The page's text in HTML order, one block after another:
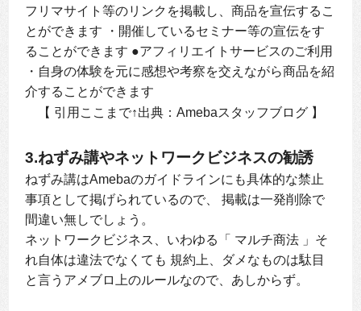
フリマサイト等のリンクを掲載し、商品を宣伝するこ
とができます ・開催しているセミナー等の宣伝をす
ることができます ●アフィリエイトサービスのご利用
・自身の体験を元に感想や考察を交えながら商品を紹
介することができます
【 引用ここまで↑出典：Amebaスタッフブログ 】
3.ねずみ講やネットワークビジネスの勧誘
ねずみ講はAmebaのガイドラインにも具体的な禁止
事項として掲げられているので、 掲載は一発削除で
間違い無しでしょう。
ネットワークビジネス、いわゆる「 マルチ商法 」そ
れ自体は違法でなくても 規約上、ダメなものは駄目
と言うアメブロ上のルールなので、あしからず。